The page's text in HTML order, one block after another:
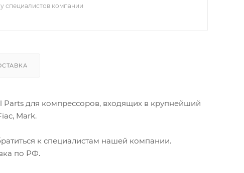
специалистов компании
Parts для компрессоров, входящих в крупнейший
Mark.
к специалистам нашей компании.
по РФ.